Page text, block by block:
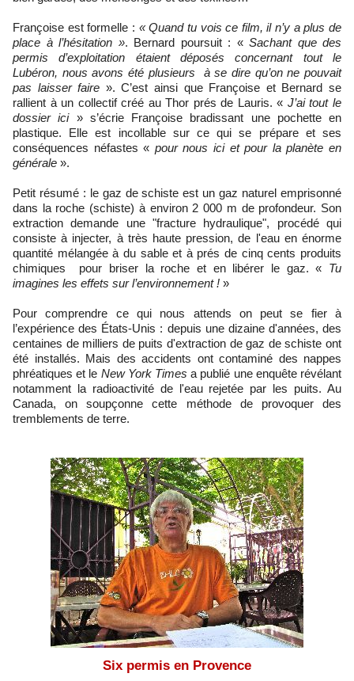
Françoise est formelle : « Quand tu vois ce film, il n’y a plus de
place à l’hésitation ». Bernard poursuit : « Sachant que des
permis d’exploitation étaient déposés concernant tout le
Lubéron, nous avons été plusieurs à se dire qu’on ne pouvait
pas laisser faire ». C’est ainsi que Françoise et Bernard se
rallient à un collectif créé au Thor prés de Lauris. « J’ai tout le
dossier ici» s’écrie Françoise bradissant une pochette en
plastique. Elle est incollable sur ce qui se prépare et ses
conséquences néfastes « pour nous ici et pour la planète en
générale ».
Petit résumé : le gaz de schiste est un gaz naturel emprisonné
dans la roche (schiste) à environ 2 000 m de profondeur. Son
extraction demande une "fracture hydraulique", procédé qui
consiste à injecter, à très haute pression, de l'eau en énorme
quantité mélangée à du sable et à prés de cinq cents produits
chimiques pour briser la roche et en libérer le gaz. « Tu
imagines les effets sur l’environnement ! »
Pour comprendre ce qui nous attends on peut se fier à
l’expérience des États-Unis : depuis une dizaine d'années, des
centaines de milliers de puits d'extraction de gaz de schiste ont
été installés. Mais des accidents ont contaminé des nappes
phréatiques et le New York Times a publié une enquête révélant
notamment la radioactivité de l'eau rejetée par les puits. Au
Canada, on soupçonne cette méthode de provoquer des
tremblements de terre.
Six permis en Provence